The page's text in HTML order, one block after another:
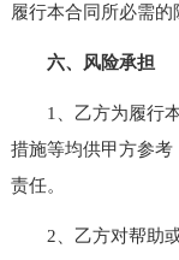
履行本合同所必需的
六、风险承担
1、乙方为履行本
措施等均供甲方参
责任。
2、乙方对帮助或